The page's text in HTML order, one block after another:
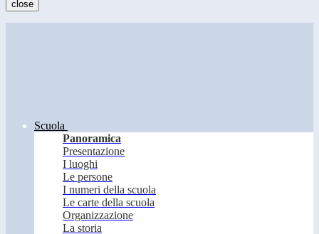
close
Scuola
Panoramica
Presentazione
I luoghi
Le persone
I numeri della scuola
Le carte della scuola
Organizzazione
La storia